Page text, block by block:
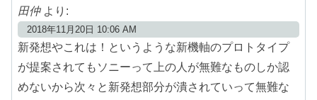
田仲 より:
2018年11月20日 10:06 AM
新発想やこれは！というような新機軸のプロトタイプ
が提案されてもソニーって上の人が無難なものしか認
めないから次々と新発想部分が潰されていって無難な